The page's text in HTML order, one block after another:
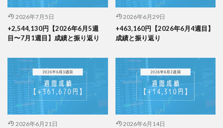
2026年7月5日
+2,544,130円【2026年6月5週
目〜7月1週目】成績と振り返り
2026年6月29日
+463,160円【2026年6月4週目】
成績と振り返り
2026年6月21日 2026年6月14日